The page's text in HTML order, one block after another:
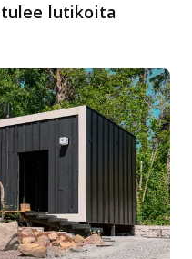
lutikoita